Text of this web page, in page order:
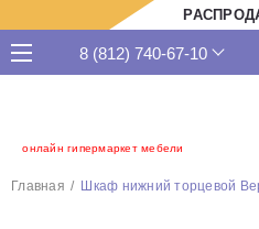
онлайн гипермаркет мебели
8 (812) 740-67-10
Главная Шкаф нижний торцевой